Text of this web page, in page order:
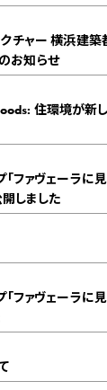
チャー 横浜建築
お知らせ
住環境が新
ファヴェーラに
しました
ファヴェーラに